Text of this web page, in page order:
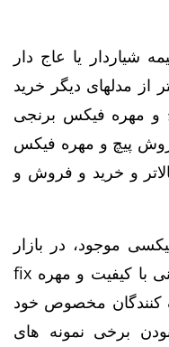
شیاردار یا عاج دار
از مدلهای دیگر خرید
مهره فیکس برنجی
پیچ و مهره فیکس
و خرید و فروش و
موجود، در بازار
مهره fix
کنندگان مخصوص خود
برخی نمونه های